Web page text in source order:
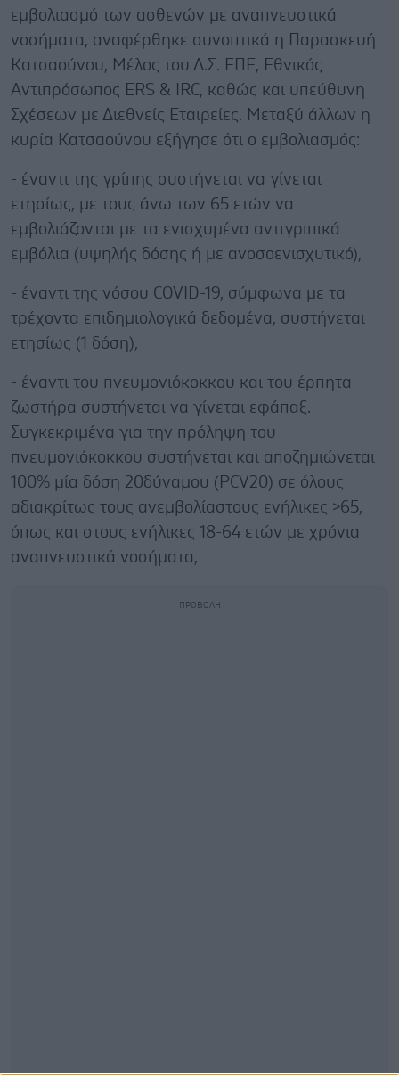
εμβολιασμό των ασθενών με αναπνευστικά
νοσήματα, αναφέρθηκε συνοπτικά η Παρασκευή
Κατσαούνου, Μέλος του Δ.Σ. ΕΠΕ, Εθνικός
Αντιπρόσωπος ERS & IRC, καθώς και υπεύθυνη
Σχέσεων με Διεθνείς Εταιρείες. Μεταξύ άλλων η
κυρία Κατσαούνου εξήγησε ότι ο εμβολιασμός:
- έναντι της γρίπης συστήνεται να γίνεται
ετησίως, με τους άνω των 65 ετών να
εμβολιάζονται με τα ενισχυμένα αντιγριπικά
εμβόλια (υψηλής δόσης ή με ανοσοενισχυτικό),
- έναντι της νόσου COVID-19, σύμφωνα με τα
τρέχοντα επιδημιολογικά δεδομένα, συστήνεται
ετησίως (1 δόση),
- έναντι του πνευμονιόκοκκου και του έρπητα
ζωστήρα συστήνεται να γίνεται εφάπαξ.
Συγκεκριμένα για την πρόληψη του
πνευμονιόκοκκου συστήνεται και αποζημιώνεται
100% μία δόση 20δύναμου (PCV20) σε όλους
αδιακρίτως τους ανεμβολίαστους ενήλικες >65,
όπως και στους ενήλικες 18-64 ετών με χρόνια
αναπνευστικά νοσήματα,